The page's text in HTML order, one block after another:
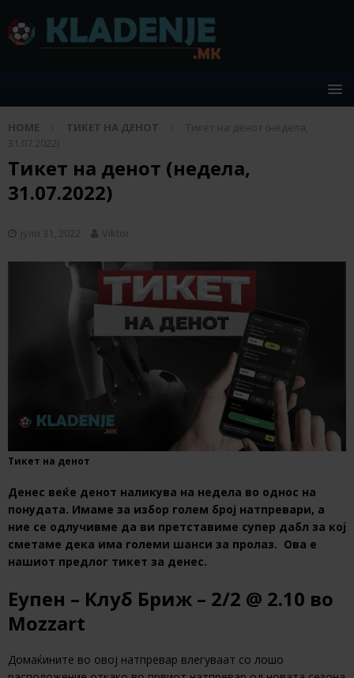
HOME ТИКЕТ НА ДЕНОТ
Тикет на денот (недела,
31.07.2022)
Тикет на денот (недела,
31.07.2022)
јули 31, 2022 Viktor
Тикет на денот
Денес веќе денот наликува на недела во однос на
понудата. Имаме за избор голем број натпревари, а
ние се одлучивме да ви претставиме супер дабл за кој
сметаме дека има големи шанси за пролаз. Ова е
нашиот предлог тикет за денес.
Еупен – Клуб Бриж – 2/2 @ 2.10 во
Mozzart
Домаќините во овој натпревар влегуваат со лошо